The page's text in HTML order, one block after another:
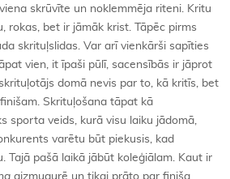
skrūvīte un noklemmēja riteni. Kritu
rokas, bet ir jāmāk krist. Tāpēc pirms
skrituļslidas. Var arī vienkārši sapīties
vien, it īpaši pūlī, sacensībās ir jāprot
domā nevis par to, kā kritīs, bet
Skrituļošana tāpat kā
sporta veids, kurā visu laiku jādomā,
varētu būt piekusis, kad
Tajā pašā laikā jābūt koleģiālam. Kaut ir